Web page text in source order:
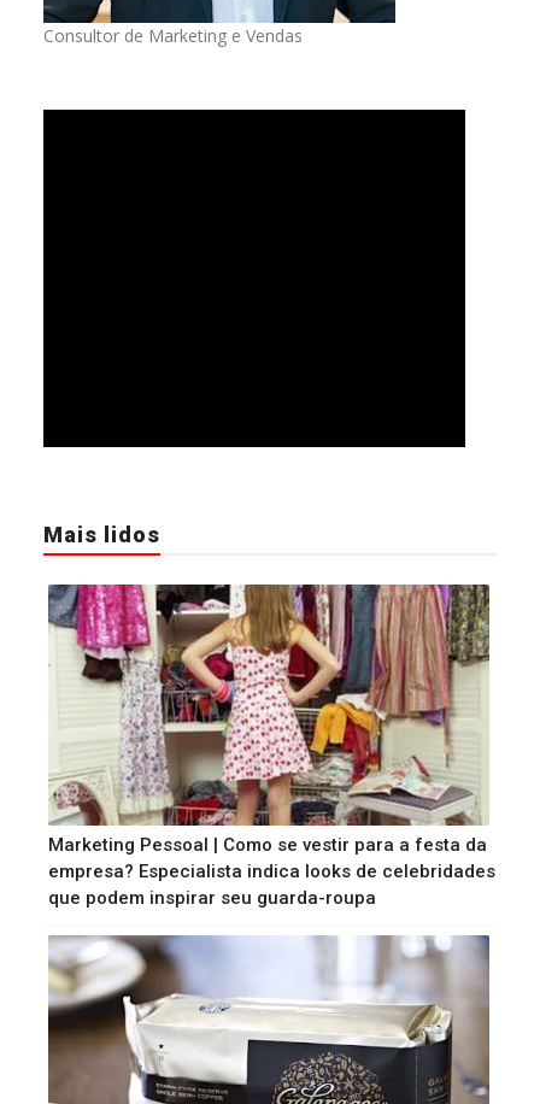
Consultor de Marketing e Vendas
Mais lidos
Marketing Pessoal | Como se vestir para a festa da
empresa? Especialista indica looks de celebridades
que podem inspirar seu guarda-roupa